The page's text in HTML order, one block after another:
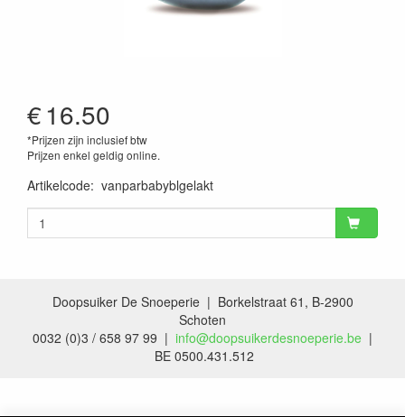
€16.50
*Prijzen zijn inclusief btw
Prijzen enkel geldig online.
Artikelcode: vanparbabyblgelakt
Doopsuiker De Snoeperie | Borkelstraat 61, B-2900
Schoten
0032 (0)3 / 658 97 99 | info@doopsuikerdesnoeperie.be |
BE 0500.431.512